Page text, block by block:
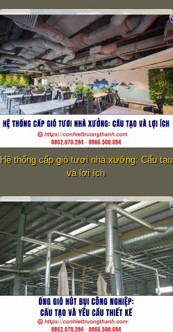
Hệ thống cấp gió tươi nhà xưởng: Cấu tạo
và lợi ích